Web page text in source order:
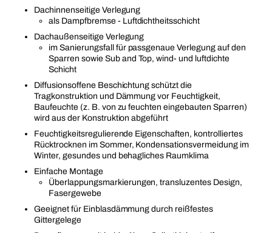
Dachinnenseitige Verlegung
als Dampfbremse - Luftdichtheitsschicht
Dachaußenseitige Verlegung
im Sanierungsfall für passgenaue Verlegung auf den
Sparren sowie Sub and Top, wind- und luftdichte
Schicht
Diffusionsoffene Beschichtung schützt die
Tragkonstruktion und Dämmung vor Feuchtigkeit,
Baufeuchte (z. B. von zu feuchten eingebauten Sparren)
wird aus der Konstruktion abgeführt
Feuchtigkeitsregulierende Eigenschaften, kontrolliertes
Rücktrocknen im Sommer, Kondensationsvermeidung im
Winter, gesundes und behagliches Raumklima
Einfache Montage
Überlappungsmarkierungen, transluzentes Design,
Fasergewebe
Geeignet für Einblasdämmung durch reißfestes
Gittergelege